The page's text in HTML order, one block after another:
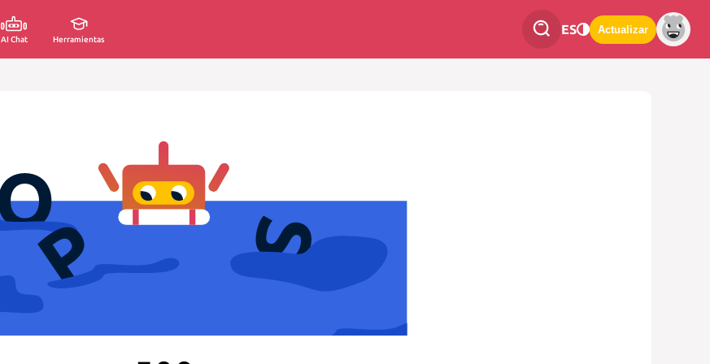
AI Chat Herramientas
ES Actualizar